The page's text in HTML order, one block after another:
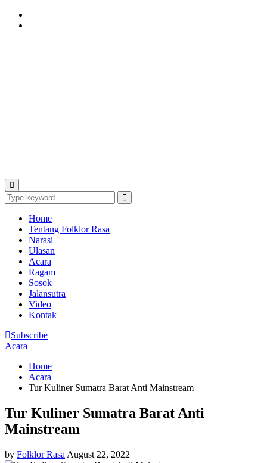
Home
Tentang Folklor Rasa
Narasi
Ulasan
Acara
Ragam
Sosok
Jalansutra
Video
Kontak
Subscribe
Acara
Home
Acara
Tur Kuliner Sumatra Barat Anti Mainstream
Tur Kuliner Sumatra Barat Anti
Mainstream
by Folklor Rasa August 22, 2022